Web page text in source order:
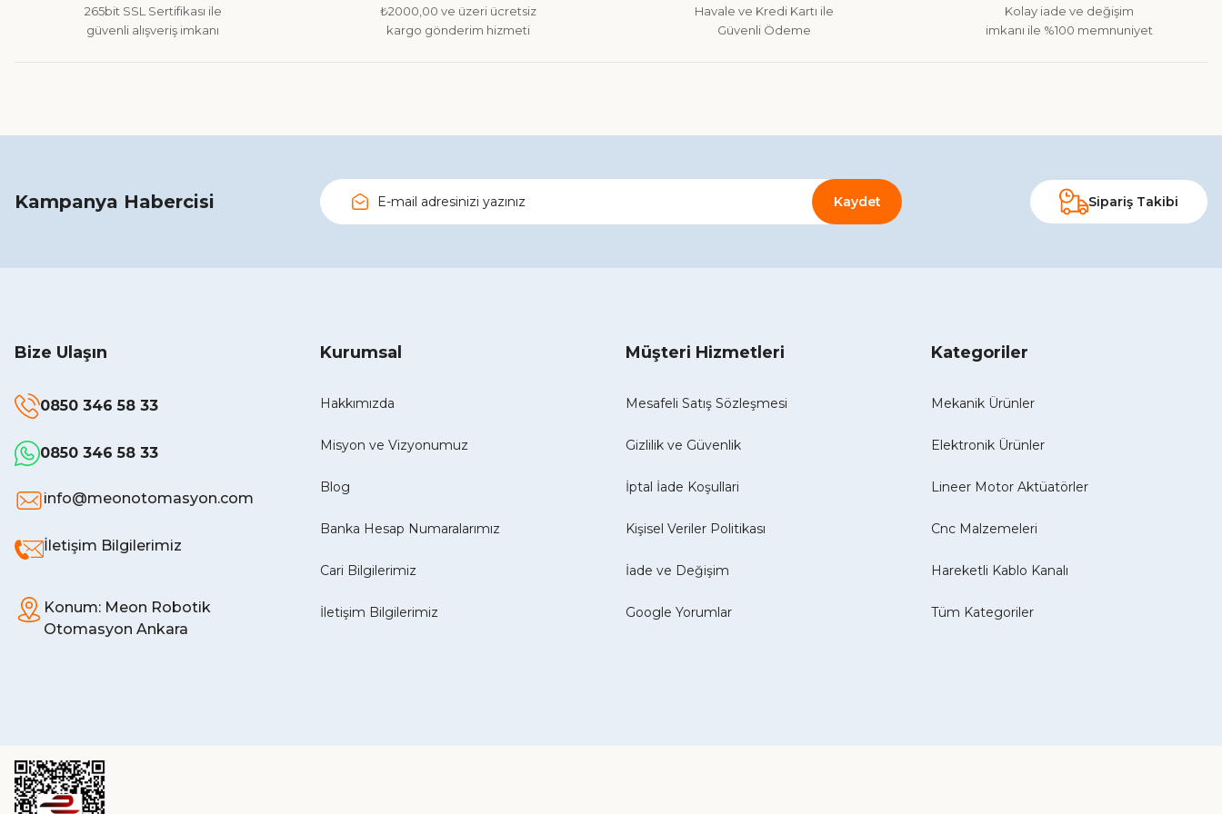
Ürün fiyatı diğer sitelerden daha pahalı.
265bit SSL Sertifikası ile
güvenli alışveriş imkanı
₺2000,00 ve üzeri ücretsiz
kargo gönderim hizmeti
Havale ve Kredi Kartı ile
Güvenli Ödeme
Kolay iade ve değişim
imkanı ile %100 memnuniyet
Kampanya Habercisi Kaydet Sipariş Takibi
Bize Ulaşın
0850 346 58 33
0850 346 58 33
info@meonotomasyon.com
İletişim Bilgilerimiz
Konum: Meon Robotik
Otomasyon Ankara
Kurumsal
Hakkımızda
Misyon ve Vizyonumuz
Blog
Banka Hesap Numaralarımız
Cari Bilgilerimiz
İletişim Bilgilerimiz
Müşteri Hizmetleri
Mesafeli Satış Sözleşmesi
Gizlilik ve Güvenlik
İptal İade Koşullari
Kişisel Veriler Politikası
İade ve Değişim
Google Yorumlar
Kategoriler
Mekanik Ürünler
Elektronik Ürünler
Lineer Motor Aktüatörler
Cnc Malzemeleri
Hareketli Kablo Kanalı
Tüm Kategoriler